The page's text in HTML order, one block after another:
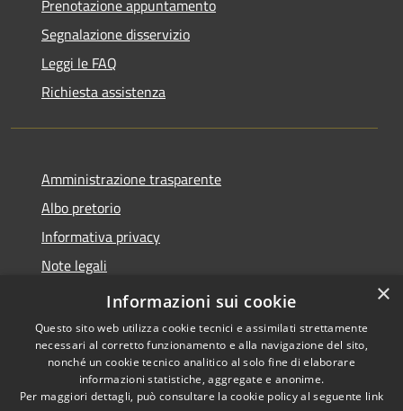
Prenotazione appuntamento
Segnalazione disservizio
Leggi le FAQ
Richiesta assistenza
Amministrazione trasparente
Albo pretorio
Informativa privacy
Note legali
Dichiarazione di accessibilità
Accessibilità
Copyright © 2026 • Comune di
Mozzecane • Powered by
×
Informazioni sui cookie
Questo sito web utilizza cookie tecnici e assimilati strettamente
necessari al corretto funzionamento e alla navigazione del sito,
nonché un cookie tecnico analitico al solo fine di elaborare
informazioni statistiche, aggregate e anonime.
Per maggiori dettagli, può consultare la cookie policy al seguente link